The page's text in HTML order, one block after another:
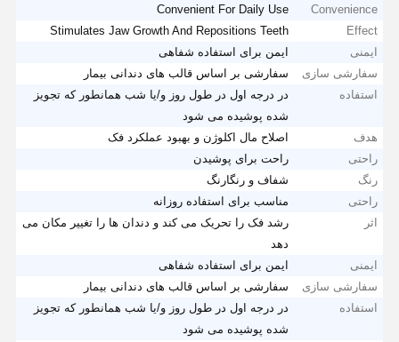
Convenience
Convenient For Daily Use
Effect
Stimulates Jaw Growth And Repositions Teeth
ایمنی
ایمن برای استفاده شفاهی
سفارشی سازی
سفارشی بر اساس قالب های دندانی بیمار
استفاده
در درجه اول در طول روز و/یا شب همانطور که تجویز
شده پوشیده می شود
هدف
اصلاح مال اکلوژن و بهبود عملکرد فک
راحتی
راحت برای پوشیدن
رنگ
شفاف و رنگارنگ
راحتی
مناسب برای استفاده روزانه
اثر
رشد فک را تحریک می کند و دندان ها را تغییر مکان می
دهد
ایمنی
ایمن برای استفاده شفاهی
سفارشی سازی
سفارشی بر اساس قالب های دندانی بیمار
استفاده
در درجه اول در طول روز و/یا شب همانطور که تجویز
شده پوشیده می شود